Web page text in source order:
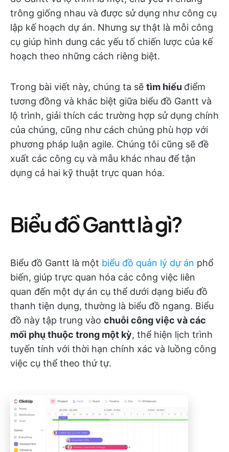
trông giống nhau và được sử dụng như công cụ
lập kế hoạch dự án. Nhưng sự thật là mỗi công
cụ giúp hình dung các yếu tố chiến lược của kế
hoạch theo những cách riêng biệt.
Trong bài viết này, chúng ta sẽ tìm hiểu điểm
tương đồng và khác biệt giữa biểu đồ Gantt và
lộ trình, giải thích các trường hợp sử dụng chính
của chúng, cũng như cách chúng phù hợp với
phương pháp luận agile. Chúng tôi cũng sẽ đề
xuất các công cụ và mẫu khác nhau để tận
dụng cả hai kỹ thuật trực quan hóa.
Biểu đồ Gantt là gì?
Biểu đồ Gantt là một biểu đồ quản lý dự án phổ
biến, giúp trực quan hóa các công việc liên
quan đến một dự án cụ thể dưới dạng biểu đồ
thanh tiện dụng, thường là biểu đồ ngang. Biểu
đồ này tập trung vào chuỗi công việc và các
mối phụ thuộc trong một kỳ, thể hiện lịch trình
tuyến tính với thời hạn chính xác và luồng công
việc cụ thể theo thứ tự.